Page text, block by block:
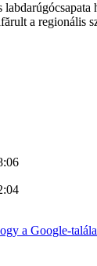
a regionális
a Google-